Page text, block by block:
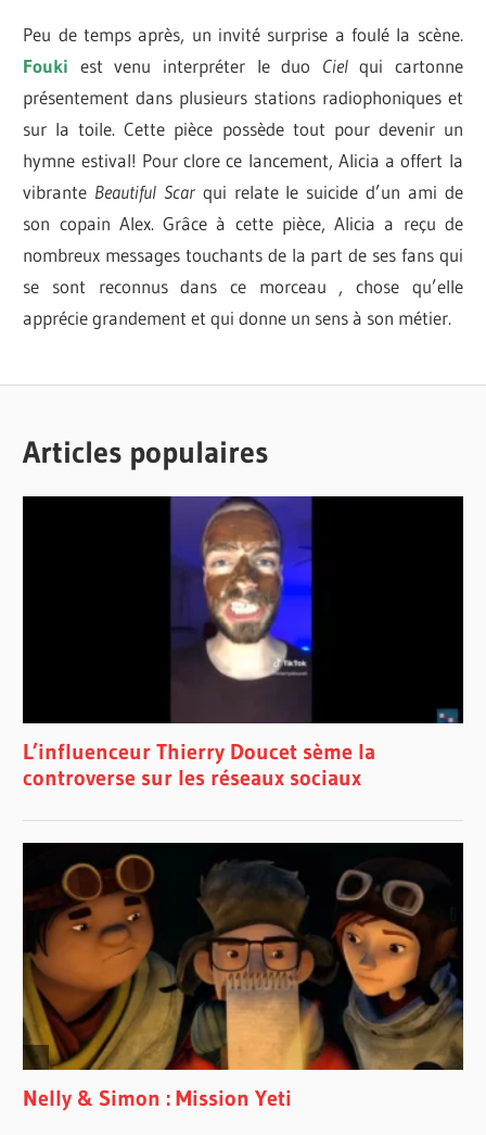
Peu de temps après, un invité surprise a foulé la scène.
Fouki est venu interpréter le duo Cielqui cartonne
présentement dans plusieurs stations radiophoniques et
sur la toile. Cette pièce possède tout pour devenir un
hymne estival! Pour clore ce lancement, Alicia a offert la
vibrante Beautiful Scarqui relate le suicide d’un ami de
son copain Alex. Grâce à cette pièce, Alicia a reçu de
nombreux messages touchants de la part de ses fans qui
se sont reconnus dans ce morceau , chose qu’elle
apprécie grandement et qui donne un sens à son métier.
LA
LANCEMENT
AVE.
Articles populaires